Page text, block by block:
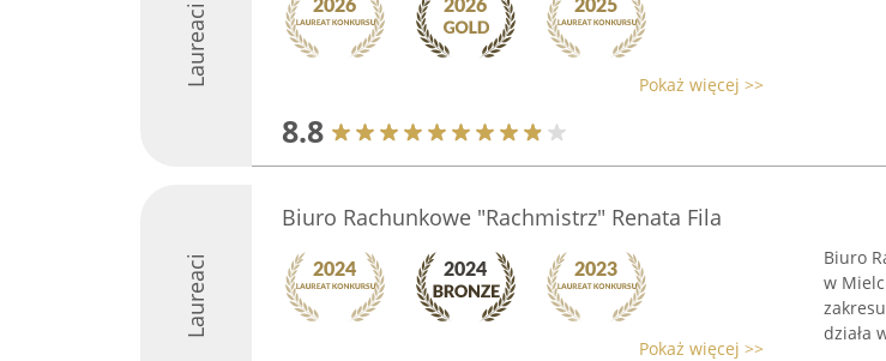
Laureaci Pokaż więcej >>
8.8
Laureaci
Biuro Rachunkowe "Rachmistrz" Renata Fila
Pokaż więcej >>
Biuro
w
działa